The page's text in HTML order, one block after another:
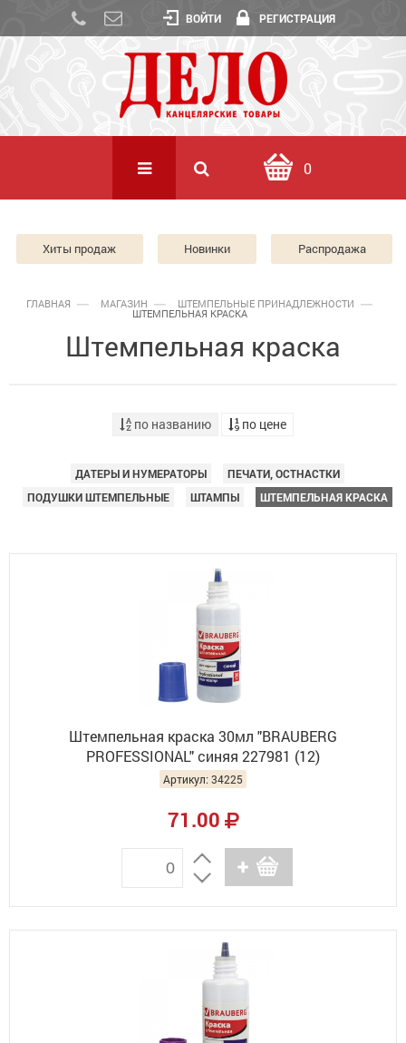
ВОЙТИ РЕГИСТРАЦИЯ
0
Хиты продаж Новинки Распродажа
ГЛАВНАЯ МАГАЗИН ШТЕМПЕЛЬНЫЕ ПРИНАДЛЕЖНОСТИ
ШТЕМПЕЛЬНАЯ КРАСКА
Штемпельная краска
по названию по цене
ДАТЕРЫ И НУМЕРАТОРЫ
ПЕЧАТИ, ОСТНАСТКИ
ПОДУШКИ ШТЕМПЕЛЬНЫЕ
ШТАМПЫ ШТЕМПЕЛЬНАЯ КРАСКА
Штемпельная краска 30мл "BRAUBERG
PROFESSIONAL" синяя 227981 (12)
Артикул: 34225
71.00